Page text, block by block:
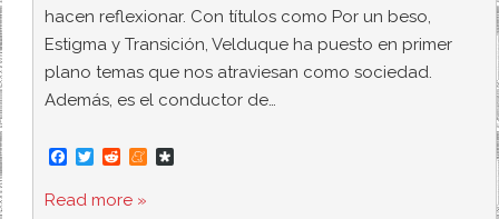
hacen reflexionar. Con títulos como Por un beso,
Estigma y Transición, Velduque ha puesto en primer
plano temas que nos atraviesan como sociedad.
Además, es el conductor de…
F
c
e
T
i
t
R
d
d
M
Read more »